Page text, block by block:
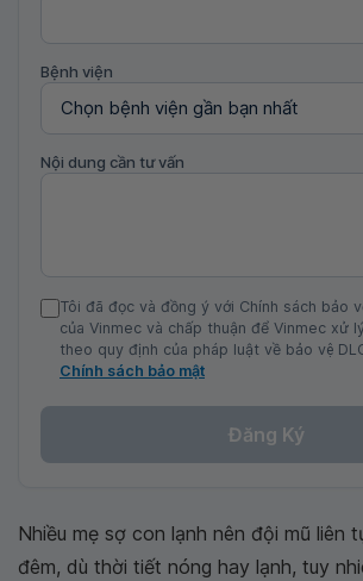
Bệnh viện
Nội dung cần tư vấn
Tôi đã đọc và đồng ý với Chính sách bảo
của Vinmec và chấp thuận để Vinmec xử
theo quy định của pháp luật về bảo vệ
Chính sách bảo mật
Đăng Ký
Nhiều mẹ sợ con lạnh nên đội mũ liên
đêm, dù thời tiết nóng hay lạnh, tuy